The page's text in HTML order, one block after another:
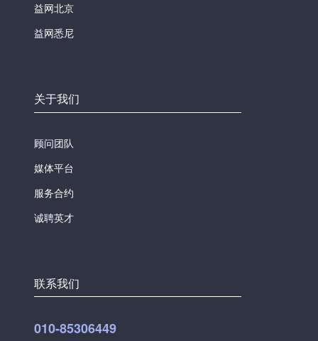
益网北京
益网悉尼
关于我们
顾问团队
媒体平台
服务合约
诚聘英才
联系我们
010-85306449